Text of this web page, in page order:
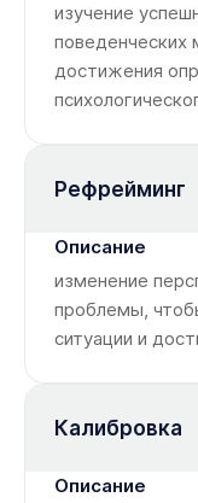
изучение
поведенческих
достижения
Рефрейминг
изменение
проблемы,
ситуации и
Калибровка